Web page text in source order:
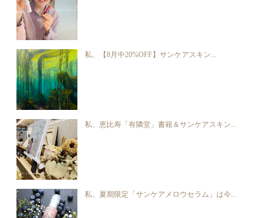
私、【8月中20%OFF】サンケアスキン...
私、恵比寿「有隣堂」書籍＆サンケアスキン...
私、夏期限定「サンケアメロウセラム」は今...